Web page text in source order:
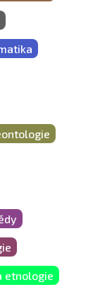
etnologie